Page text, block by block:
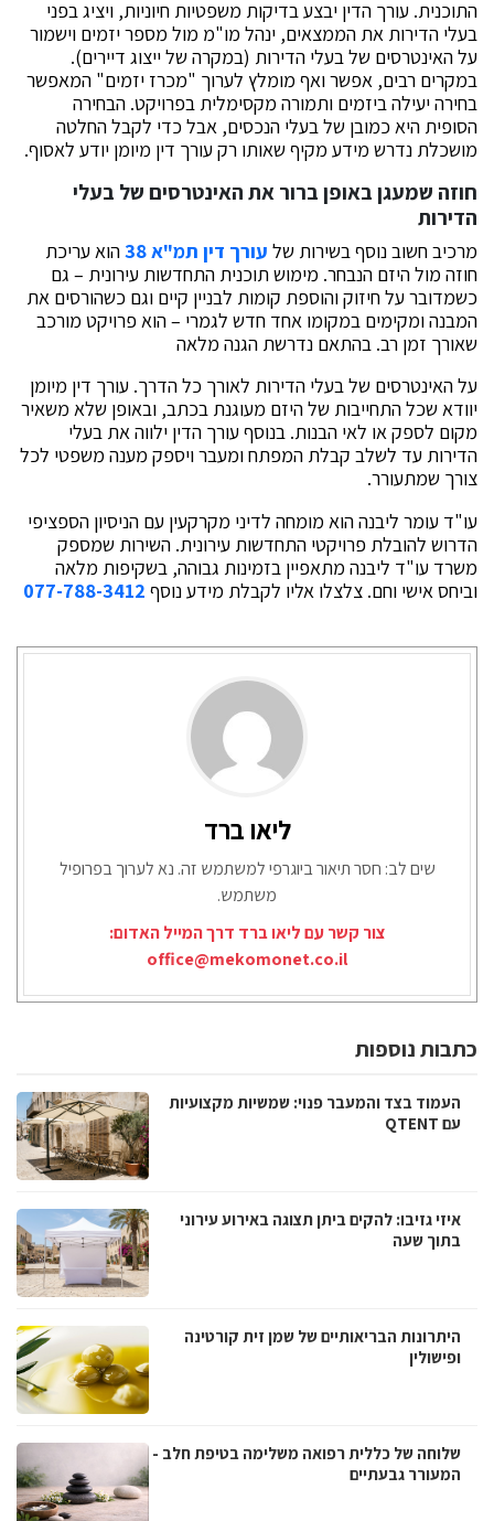
התוכנית. עורך הדין יבצע בדיקות משפטיות חיוניות, ויציג בפני
בעלי הדירות את הממצאים, ינהל מו"מ מול מספר יזמים וישמור
על האינטרסים של בעלי הדירות (במקרה של ייצוג דיירים).
במקרים רבים, אפשר ואף מומלץ לערוך "מכרז יזמים" המאפשר
בחירה יעילה ביזמים ותמורה מקסימלית בפרויקט. הבחירה
הסופית היא כמובן של בעלי הנכסים, אבל כדי לקבל החלטה
מושכלת נדרש מידע מקיף שאותו רק עורך דין מיומן יודע לאסוף.
חוזה שמעגן באופן ברור את האינטרסים של בעלי
הדירות
מרכיב חשוב נוסף בשירות של עורך דין תמ"א 38
הוא עריכת
חוזה מול היזם הנבחר. מימוש תוכנית התחדשות עירונית – גם
כשמדובר על חיזוק והוספת קומות לבניין קיים וגם כשהורסים את
המבנה ומקימים במקומו אחד חדש לגמרי – הוא פרויקט מורכב
שאורך זמן רב. בהתאם נדרשת הגנה מלאה
על האינטרסים של בעלי הדירות לאורך כל הדרך. עורך דין מיומן
יוודא שכל התחייבות של היזם מעוגנת בכתב, ובאופן שלא משאיר
מקום לספק או לאי הבנות. בנוסף עורך הדין ילווה את בעלי
הדירות עד לשלב קבלת המפתח ומעבר ויספק מענה משפטי לכל
צורך שמתעורר.
עו"ד עומר ליבנה הוא מומחה לדיני מקרקעין עם הניסיון הספציפי
הדרוש להובלת פרויקטי התחדשות עירונית. השירות שמספק
משרד עו"ד ליבנה מתאפיין בזמינות גבוהה, בשקיפות מלאה
וביחס אישי וחם. צלצלו אליו לקבלת מידע נוסף 077-788-3412
ליאו ברד
שים לב: חסר תיאור ביוגרפי למשתמש זה. נא לערוך בפרופיל
משתמש.
צור קשר עם ליאו ברד דרך המייל האדום:
office@mekomonet.co.il
כתבות נוספות
העמוד בצד והמעבר פנוי: שמשיות מקצועיות
עם QTENT
איזי גזיבו: להקים ביתן תצוגה באירוע עירוני
בתוך שעה
היתרונות הבריאותיים של שמן זית קורטינה
ופישולין
שלוחה של כללית רפואה משלימה בטיפת חלב -
המעורר גבעתיים